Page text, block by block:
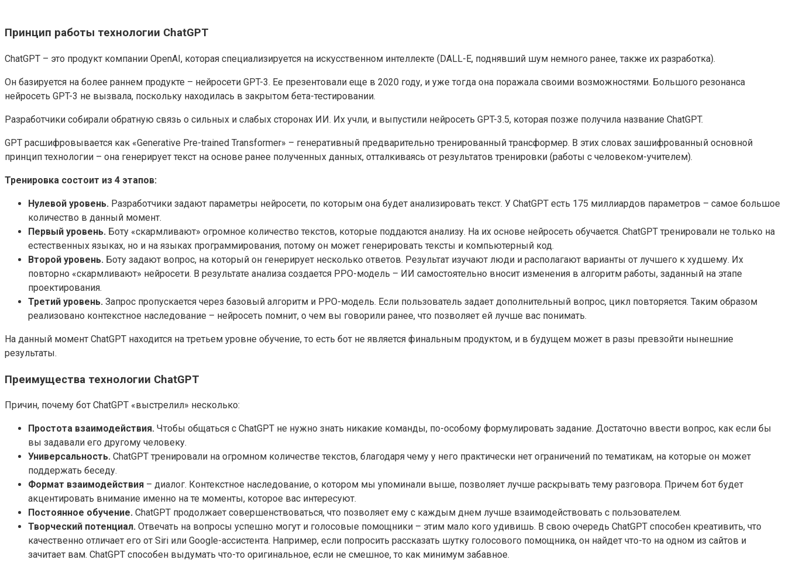
Принцип работы технологии ChatGPT
ChatGPT – это продукт компании OpenAI, которая специализируется на искусственном интеллекте (DALL-E, поднявший шум немного ранее, также их разработка).
Он базируется на более раннем продукте – нейросети GPT-3. Ее презентовали еще в 2020 году, и уже тогда она поражала своими возможностями. Большого резонанса
нейросеть GPT-3 не вызвала, поскольку находилась в закрытом бета-тестировании.
Разработчики собирали обратную связь о сильных и слабых сторонах ИИ. Их учли, и выпустили нейросеть GPT-3.5, которая позже получила название ChatGPT.
GPT расшифровывается как «Generative Pre-trained Transformer» – генеративный предварительно тренированный трансформер. В этих словах зашифрованный основной
принцип технологии – она генерирует текст на основе ранее полученных данных, отталкиваясь от результатов тренировки (работы с человеком-учителем).
Тренировка состоит из 4 этапов:
Нулевой уровень. Разработчики задают параметры нейросети, по которым она будет анализировать текст. У ChatGPT есть 175 миллиардов параметров – самое большое
количество в данный момент.
Первый уровень. Боту «скармливают» огромное количество текстов, которые поддаются анализу. На их основе нейросеть обучается. ChatGPT тренировали не только на
естественных языках, но и на языках программирования, потому он может генерировать тексты и компьютерный код.
Второй уровень. Боту задают вопрос, на который он генерирует несколько ответов. Результат изучают люди и располагают варианты от лучшего к худшему. Их
повторно «скармливают» нейросети. В результате анализа создается PPO-модель – ИИ самостоятельно вносит изменения в алгоритм работы, заданный на этапе
проектирования.
Третий уровень. Запрос пропускается через базовый алгоритм и PPO-модель. Если пользователь задает дополнительный вопрос, цикл повторяется. Таким образом
реализовано контекстное наследование – нейросеть помнит, о чем вы говорили ранее, что позволяет ей лучше вас понимать.
На данный момент ChatGPT находится на третьем уровне обучение, то есть бот не является финальным продуктом, и в будущем может в разы превзойти нынешние
результаты.
Преимущества технологии ChatGPT
Причин, почему бот ChatGPT «выстрелил» несколько:
Простота взаимодействия. Чтобы общаться с ChatGPT не нужно знать никакие команды, по-особому формулировать задание. Достаточно ввести вопрос, как если бы
вы задавали его другому человеку.
Универсальность. ChatGPT тренировали на огромном количестве текстов, благодаря чему у него практически нет ограничений по тематикам, на которые он может
поддержать беседу.
Формат взаимодействия – диалог. Контекстное наследование, о котором мы упоминали выше, позволяет лучше раскрывать тему разговора. Причем бот будет
акцентировать внимание именно на те моменты, которое вас интересуют.
Постоянное обучение. ChatGPT продолжает совершенствоваться, что позволяет ему с каждым днем лучше взаимодействовать с пользователем.
Творческий потенциал. Отвечать на вопросы успешно могут и голосовые помощники – этим мало кого удивишь. В свою очередь ChatGPT способен креативить, что
качественно отличает его от Siri или Google-ассистента. Например, если попросить рассказать шутку голосового помощника, он найдет что-то на одном из сайтов и
зачитает вам. ChatGPT способен выдумать что-то оригинальное, если не смешное, то как минимум забавное.